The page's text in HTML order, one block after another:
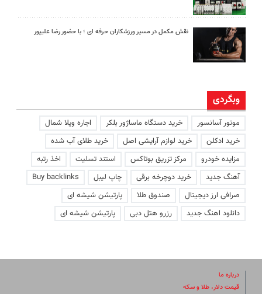
نقش مکمل در مسیر ورزشکاران حرفه ای ؛ با حضور رضا علیپور
وبگردی
موتور آسانسور خرید دستگاه ماساژور بلکر
اجاره ویلا شمال
خرید ادکلن
خرید لوازم آرایشی اصل
خرید طلای آب شده
مزایده خودرو
مرکز تزریق بوتاکس استند تسلیت
اخذ رتبه
آهنگ جدید
خرید دوچرخه برقی چاپ لیبل
Buy backlinks
صرافی ارز دیجیتال
صندوق طلا
پارتیشن شیشه ای
دانلود اهنگ جدید
رزرو هتل دبی پارتیشن شیشه ای
درباره ما
قیمت دلار، طلا و سکه